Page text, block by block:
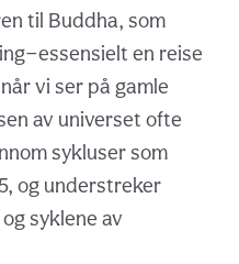
til Buddha, som
en reise
vi ser på gamle
av universet ofte
sykluser som
og understreker
syklene av